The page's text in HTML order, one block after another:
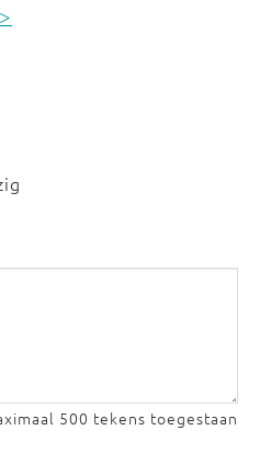
500 tekens toegestaan